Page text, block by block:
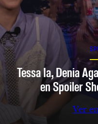
Tessa Ia, Denia
en Spoiler
Ver